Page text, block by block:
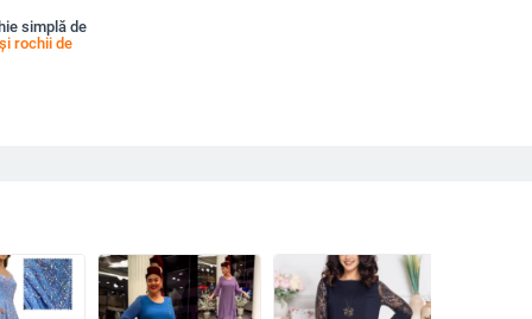
simplă de
rochii de